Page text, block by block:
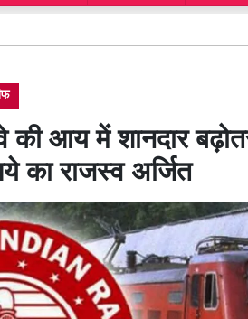
की आय में शानदार
का राजस्व अर्जित